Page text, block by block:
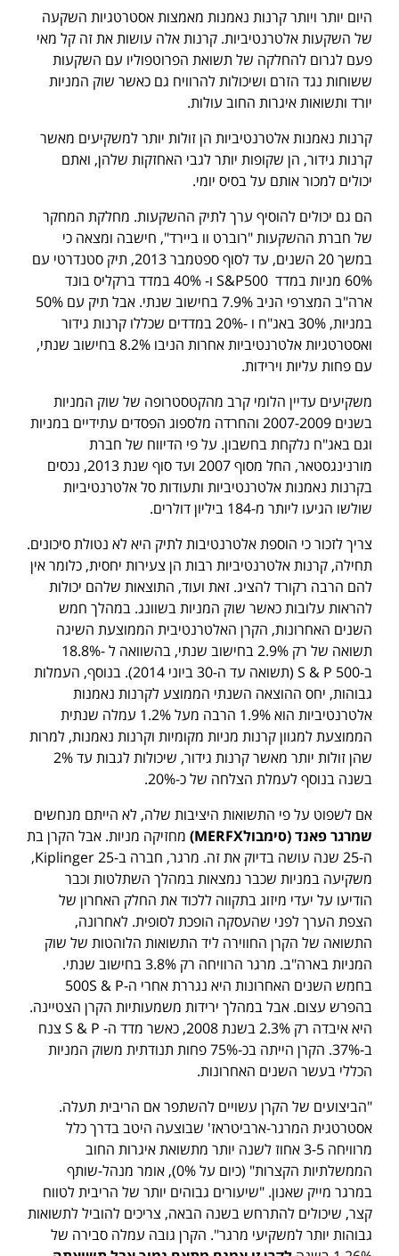
היום יותר ויותר קרנות נאמנות מאמצות אסטרטגיות השקעה
של השקעות אלטרנטיביות. קרנות אלה עושות את זה קל מאי
פעם לגרום להחלקה של תשואת הפרוטפוליו עם השקעות
ששוחות נגד הזרם ושיכולות להרוויח גם כאשר שוק המניות
יורד ותשואות איגרות החוב עולות.
קרנות נאמנות אלטרנטיביות הן זולות יותר למשקיעים מאשר
קרנות גידור, הן שקופות יותר לגבי האחזקות שלהן, ואתם
יכולים למכור אותם על בסיס יומי.
הם גם יכולים להוסיף ערך לתיק ההשקעות. מחלקת המחקר
של חברת ההשקעות "רוברט וו ביירד", חישבה ומצאה כי
במשך 20 השנים, עד לסוף ספטמבר 2013, תיק סטנדרטי עם
60% מניות במדד S&P500 ו- 40% במדד ברקליס בונד
ארה"ב המצרפי הניב 7.9% בחישוב שנתי. אבל תיק עם 50%
במניות, 30% באג"ח ו -20% במדדים שכללו קרנות גידור
ואסטרטגיות אלטרנטיביות אחרות הניבו 8.2% בחישוב שנתי,
עם פחות עליות וירידות.
משקיעים עדיין הלומי קרב מהקטסטרופה של שוק המניות
בשנים 2007-2009 והחרדה מלספוג הפסדים עתידיים במניות
וגם באג"ח נלקחת בחשבון. על פי הדיווח של חברת
מורנינגסטאר, החל מסוף 2007 ועד סוף שנת 2013, נכסים
בקרנות נאמנות אלטרנטיביות ותעודות סל אלטרנטיביות
שולשו הגיעו ליותר מ-184 ביליון דולרים.
צריך לזכור כי הוספת אלטרנטיבות לתיק היא לא נטולת סיכונים.
תחילה, קרנות אלטרנטיביות רבות הן צעירות יחסית, כלומר אין
להם הרבה רקורד להציג. זאת ועוד, התוצאות שלהם יכולות
להראות עלובות כאשר שוק המניות בשוונג. במהלך חמש
השנים האחרונות, הקרן האלטרנטיבית הממוצעת השיגה
תשואה של רק 2.9% בחישוב שנתי, בהשוואה ל -18.8%
ב-500 S & P (תשואה עד ה-30 ביוני 2014). בנוסף, העמלות
גבוהות, יחס ההוצאה השנתי הממוצע לקרנות נאמנות
אלטרנטיביות הוא 1.9% הרבה מעל 1.2% עמלה שנתית
הממוצעת למגוון קרנות מניות מקומיות וקרנות נאמנות, למרות
שהן זולות יותר מאשר קרנות גידור, שיכולות לגבות עד 2%
בשנה בנוסף לעמלת הצלחה של כ-20%.
אם לשפוט על פי התשואות היציבות שלה, לא הייתם מנחשים
שמרגר פאנד (סימבולMERFX
) מחזיקה מניות. אבל הקרן בת
ה-25 שנה עושה בדיוק את זה. מרגר, חברה ב-Kiplinger 25,
משקיעה במניות שכבר נמצאות במהלך השתלטות וכבר
הודיעו על יעדי מיזוג בתקווה ללכוד את החלק האחרון של
הצפת הערך לפני שהעסקה הופכת לסופית. לאחרונה,
התשואה של הקרן החווירה ליד התשואות הלוהטות של שוק
המניות בארה"ב. מרגר הרוויחה רק 3.8% בחישוב שנתי.
בחמש השנים האחרונות היא נגררת אחרי ה-500S & P
בהפרש עצום. אבל במהלך ירידות משמעותיות הקרן הצטיינה.
היא איבדה רק 2.3% בשנת 2008, כאשר מדד ה- S & P צנח
ב-37%. הקרן הייתה בכ-75% פחות תנודתית משוק המניות
הכללי בעשר השנים האחרונות.
"הביצועים של הקרן עשויים להשתפר אם הריבית תעלה.
אסטרטגית המרגר-ארביטראז' שבוצעה היטב בדרך כלל
מרוויחה 3-5 אחוז לשנה יותר מתשואת איגרות החוב
הממשלתיות הקצרות" (כיום על 0%), אומר מנהל-שותף
במרגר מייק שאנון. "שיעורים גבוהים יותר של הריבית לטווח
קצר, שיכולים להתרחש בשנה הבאה, צריכים להוביל לתשואות
גבוהות יותר למשקיעי מרגר". הקרן גובה עמלה סבירה של